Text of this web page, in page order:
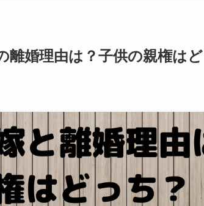
離婚理由は？子供の親権は